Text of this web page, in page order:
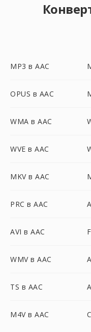
MP3 в AAC
OPUS в AAC
WMA в AAC
WVE в AAC
MKV в AAC
PRC в AAC
AVI в AAC
WMV в AAC
TS в AAC
M4V в AAC